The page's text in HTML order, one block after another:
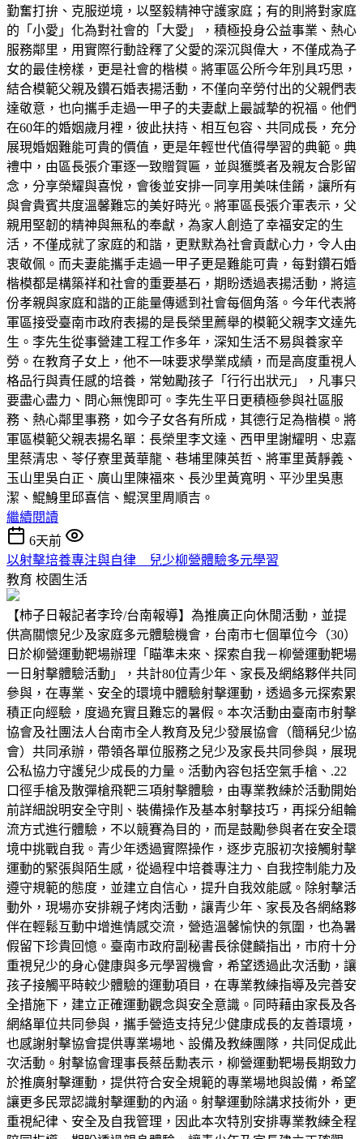
勤奮打拚、克服逆境，以堅毅精神守護家庭；有的則將對家庭
的「小愛」化為對社會的「大愛」，積極投身公益事業、熱心
服務鄰里，用實際行動詮釋了父愛的深沉與偉大，不僅成為子
女的最佳榜樣，更是社會的楷模。將軍區公所今年別具巧思，
結合模範父親及鑽石婚表揚活動，不僅向辛勞付出的父親們表
達敬意，也向攜手走過一甲子的夫妻獻上最誠摯的祝福。他們
在60年的婚姻歲月裡，彼此扶持、相互包容、共同成長，充分
展現婚姻難能可貴的價值，更是年輕世代值得學習的典範。典
禮中，由區長張介軍逐一致贈賀匾，並與獲獎者及親友合影留
念，分享榮耀與喜悅，會後並安排一同享用美味佳餚，讓所有
與會貴賓共度溫馨難忘的美好時光。將軍區長張介軍表示，父
親用堅韌的精神與無私的奉獻，為家人創造了幸福安定的生
活，不僅成就了家庭的和諧，更默默為社會貢獻心力，令人由
衷敬佩。而夫妻能攜手走過一甲子更是難能可貴，每對鑽石婚
楷模都是構築祥和社會的重要基石，期盼透過表揚活動，將這
份孝親與家庭和諧的正能量傳遞到社會每個角落。今年代表將
軍區接受臺南市政府表揚的是長榮里薦舉的模範父親李文達先
生。李先生從事營建工程工作多年，深知生活不易與養家辛
勞。在教育子女上，他不一味要求學業成績，而是高度重視人
格品行與責任感的培養，常勉勵孩子「行行出狀元」，凡事只
要盡心盡力、問心無愧即可。李先生平日更積極參與社區服
務、熱心鄰里事務，如今子女各有所成，其德行足為楷模。將
軍區模範父親表揚名單：長榮里李文達、西甲里謝耀明、忠嘉
里蔡清忠、苓仔寮里黃華龍、巷埔里陳英哲、將軍里黃靜義、
玉山里吳白正、廣山里陳福來、長沙里黃寬明、平沙里吳惠
潔、鯤鯓里邱喜信、鯤溟里周順吉。
繼續閱讀
6天前
以射擊培養專注與自律 兒少柳營體驗多元學習
教育 校園生活
【柿子日報記者李玲/台南報導】為推廣正向休閒活動，並提
供高關懷兒少及家庭多元體驗機會，台南市七個單位今（30）
日於柳營運動靶場辦理「瞄準未來、探索自我－柳營運動靶場
一日射擊體驗活動」，共計80位青少年、家長及網絡夥伴共同
參與，在專業、安全的環境中體驗射擊運動，透過多元探索累
積正向經驗，度過充實且難忘的暑假。本次活動由臺南市射擊
協會及社團法人台南市全人教育及兒少發展協會（簡稱兒少協
會）共同承辦，帶領各單位服務之兒少及家長共同參與，展現
公私協力守護兒少成長的力量。活動內容包括空氣手槍、.22
口徑手槍及散彈槍飛靶三項射擊體驗，由專業教練於活動開始
前詳細說明安全守則、裝備操作及基本射擊技巧，再採分組輪
流方式進行體驗，不以競賽為目的，而是鼓勵參與者在安全環
境中挑戰自我。青少年透過實際操作，逐步克服初次接觸射擊
運動的緊張與陌生感，從過程中培養專注力、自我控制能力及
遵守規範的態度，並建立自信心，提升自我效能感。除射擊活
動外，現場亦安排親子烤肉活動，讓青少年、家長及各網絡夥
伴在輕鬆互動中增進情感交流，營造溫馨愉快的氛圍，也為暑
假留下珍貴回憶。臺南市政府副秘書長徐健麟指出，市府十分
重視兒少的身心健康與多元學習機會，希望透過此次活動，讓
孩子接觸平時較少體驗的運動項目，在專業教練指導及完善安
全措施下，建立正確運動觀念與安全意識。同時藉由家長及各
網絡單位共同參與，攜手營造支持兒少健康成長的友善環境，
也感謝射擊協會提供專業場地、設備及教練團隊，共同促成此
次活動。射擊協會理事長蔡岳勳表示，柳營運動靶場長期致力
於推廣射擊運動，提供符合安全規範的專業場地與設備，希望
讓更多民眾認識射擊運動的內涵。射擊運動除講求技術外，更
重視紀律、安全及自我管理，因此本次特別安排專業教練全程